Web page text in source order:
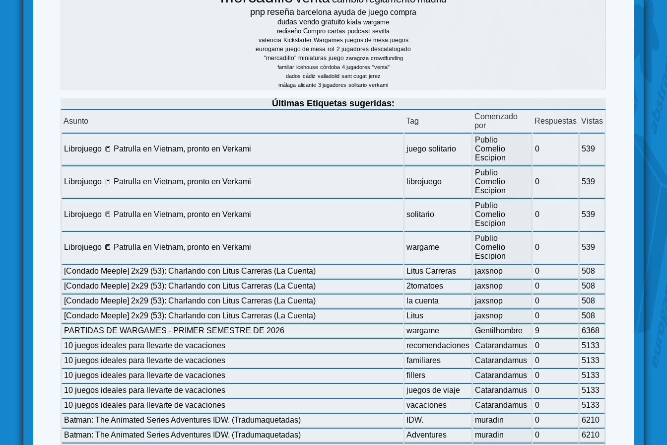
pnp reseña barcelona ayuda de juego compra
dudas vendo gratuito kiala wargame
rediseño Compro cartas podcast sevilla
valencia Kickstarter Wargames juegos de mesa juegos
eurogame juego de mesa rol 2 jugadores descatalogado
"mercadillo" miniaturas juego zaragoza crowdfunding
familiar icehouse córdoba 4 jugadores "venta"
dados cádiz valladolid sant cugat jerez
málaga alicante 3 jugadores solitario verkami
Últimas Etiquetas sugeridas:
Asunto Tag
Comenzado
por
Respuestas Vistas
Librojuego 📒 Patrulla en Vietnam, pronto en Verkami juego solitario
Publio
Cornelio
Escipion
0 539
Librojuego 📒 Patrulla en Vietnam, pronto en Verkami librojuego
Publio
Cornelio
Escipion
0 539
Librojuego 📒 Patrulla en Vietnam, pronto en Verkami solitario
Publio
Cornelio
Escipion
0 539
Librojuego 📒 Patrulla en Vietnam, pronto en Verkami wargame
Publio
Cornelio
Escipion
0 539
[Condado Meeple] 2x29 (53): Charlando con Litus Carreras (La Cuenta) Litus Carreras jaxsnop 0
508
[Condado Meeple] 2x29 (53): Charlando con Litus Carreras (La Cuenta)
2tomatoes jaxsnop 0
508
[Condado Meeple] 2x29 (53): Charlando con Litus Carreras (La Cuenta)
la cuenta jaxsnop 0
508
[Condado Meeple] 2x29 (53): Charlando con Litus Carreras (La Cuenta)
Litus jaxsnop 0
508
PARTIDAS DE WARGAMES - PRIMER SEMESTRE DE 2026
wargame Gentilhombre 9
6368
10 juegos ideales para llevarte de vacaciones
recomendaciones Catarandamus 0
5133
10 juegos ideales para llevarte de vacaciones
familiares Catarandamus 0
5133
10 juegos ideales para llevarte de vacaciones
fillers Catarandamus 0
5133
10 juegos ideales para llevarte de vacaciones
juegos de viaje Catarandamus 0
5133
10 juegos ideales para llevarte de vacaciones
vacaciones Catarandamus 0
5133
Batman: The Animated Series Adventures IDW. (Tradumaquetadas)
IDW. muradin 0
6210
Batman: The Animated Series Adventures IDW. (Tradumaquetadas)
Adventures muradin 0 6210